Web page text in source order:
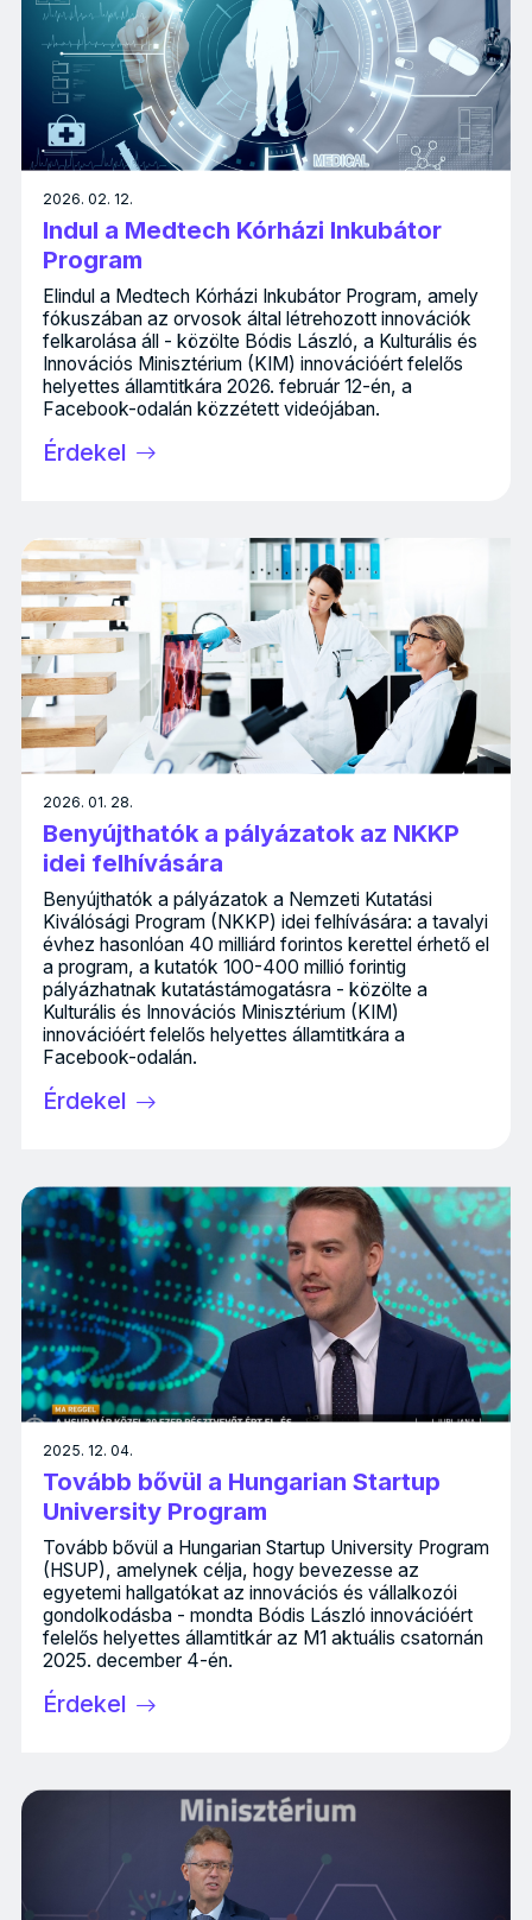
2026. 02. 12.
Indul a Medtech Kórházi Inkubátor
Program
Elindul a Medtech Kórházi Inkubátor Program, amely
fókuszában az orvosok által létrehozott innovációk
felkarolása áll - közölte Bódis László, a Kulturális és
Innovációs Minisztérium (KIM) innovációért felelős
helyettes államtitkára 2026. február 12-én, a
Facebook-odalán közzétett videójában.
Érdekel
2026. 01. 28.
Benyújthatók a pályázatok az NKKP
idei felhívására
Benyújthatók a pályázatok a Nemzeti Kutatási
Kiválósági Program (NKKP) idei felhívására: a tavalyi
évhez hasonlóan 40 milliárd forintos kerettel érhető el
a program, a kutatók 100-400 millió forintig
pályázhatnak kutatástámogatásra - közölte a
Kulturális és Innovációs Minisztérium (KIM)
innovációért felelős helyettes államtitkára a
Facebook-odalán.
Érdekel
2025. 12. 04.
Tovább bővül a Hungarian Startup
University Program
Tovább bővül a Hungarian Startup University Program
(HSUP), amelynek célja, hogy bevezesse az
egyetemi hallgatókat az innovációs és vállalkozói
gondolkodásba - mondta Bódis László innovációért
felelős helyettes államtitkár az M1 aktuális csatornán
2025. december 4-én.
Érdekel